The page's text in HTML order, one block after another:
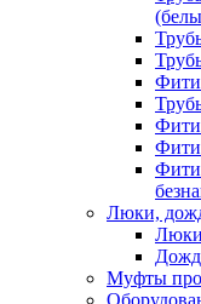
Люки,
Люки
Муфты